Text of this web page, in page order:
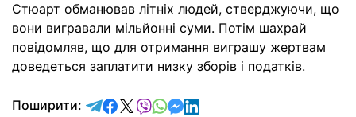
Стюарт обманював літніх людей, стверджуючи, що
вони вигравали мільйонні суми. Потім шахрай
повідомляв, що для отримання виграшу жертвам
доведеться заплатити низку зборів і податків.
Поширити: відправити у Telegram
поділитись у Facebook
поділитись у X
відправити у Viber
відправити у Whatsapp
відправити у Messenger
відправити у LinkedIn